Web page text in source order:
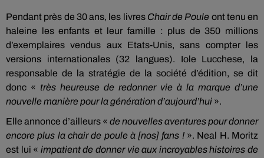
Pendant près de 30 ans, les livres Chair de Poule ont tenu en
haleine les enfants et leur famille : plus de 350 millions
d’exemplaires vendus aux Etats-Unis, sans compter les
versions internationales (32 langues). Iole Lucchese, la
responsable de la stratégie de la société d’édition, se dit
donc « très heureuse de redonner vie à la marque d’une
nouvelle manière pour la génération d’aujourd’hui ».
Elle annonce d’ailleurs « de nouvelles aventures pour donner
encore plus la chair de poule à [nos] fans !». Neal H. Moritz
est lui « impatient de donner vie aux incroyables histoires de